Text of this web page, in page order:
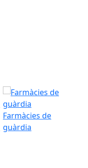
Farmàcies de
guàrdia